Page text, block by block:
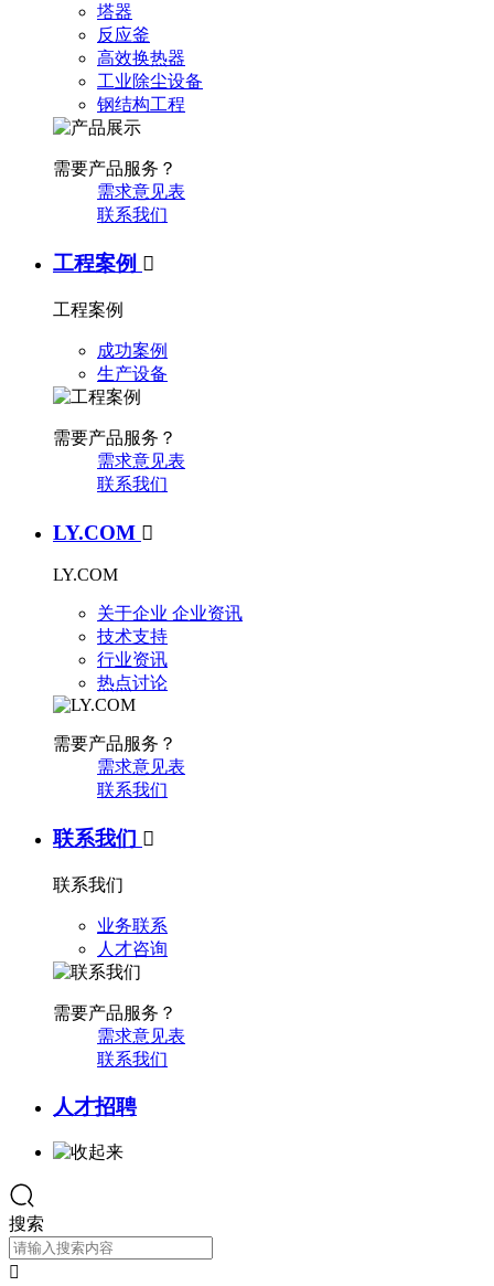
塔器
反应釜
高效换热器
工业除尘设备
钢结构工程
需要产品服务？
需求意见表
联系我们
工程案例 
工程案例
成功案例
生产设备
需要产品服务？
需求意见表
联系我们
LY.COM 
LY.COM
关于企业 企业资讯
技术支持
行业资讯
热点讨论
需要产品服务？
需求意见表
联系我们
联系我们 
联系我们
业务联系
人才咨询
需要产品服务？
需求意见表
联系我们
人才招聘
搜索
